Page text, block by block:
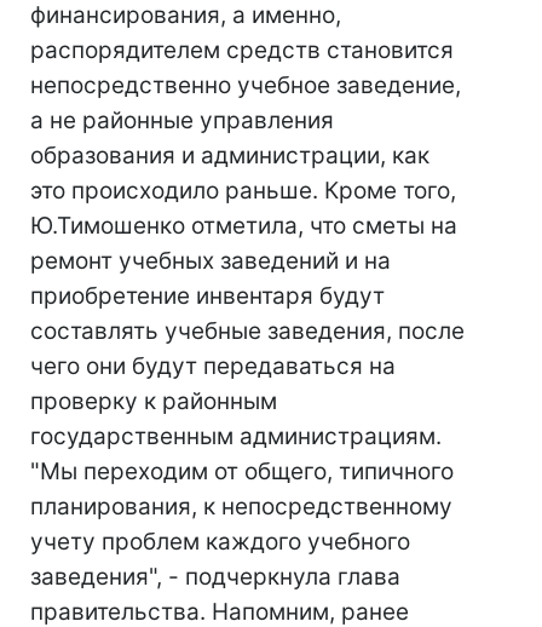
финансирования, а именно,
распорядителем средств становится
непосредственно учебное заведение,
а не районные управления
образования и администрации, как
это происходило раньше. Кроме того,
Ю.Тимошенко отметила, что сметы на
ремонт учебных заведений и на
приобретение инвентаря будут
составлять учебные заведения, после
чего они будут передаваться на
проверку к районным
государственным администрациям.
"Мы переходим от общего, типичного
планирования, к непосредственному
учету проблем каждого учебного
заведения", - подчеркнула глава
правительства. Напомним, ранее